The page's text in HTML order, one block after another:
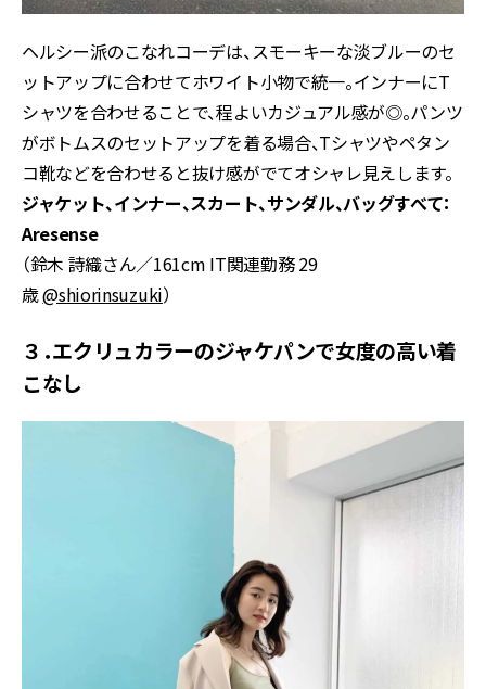
ヘルシー派のこなれコーデは、スモーキーな淡ブルーのセ
ットアップに合わせてホワイト小物で統一。インナーにT
シャツを合わせることで、程よいカジュアル感が◎。パンツ
がボトムスのセットアップを着る場合、Tシャツやペタン
コ靴などを合わせると抜け感がでてオシャレ見えします。
ジャケット、インナー、スカート、サンダル、バッグすべて：
Aresense
（鈴木 詩織さん／161cm IT関連勤務 29
歳@shiorinsuzuki）
３．エクリュカラーのジャケパンで女度の高い着
こなし